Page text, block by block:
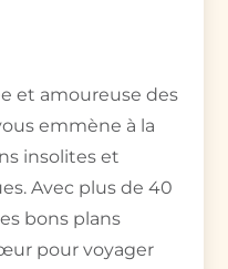
et amoureuse des
emmène à la
insolites et
Avec plus de 40
bons plans
pour voyager